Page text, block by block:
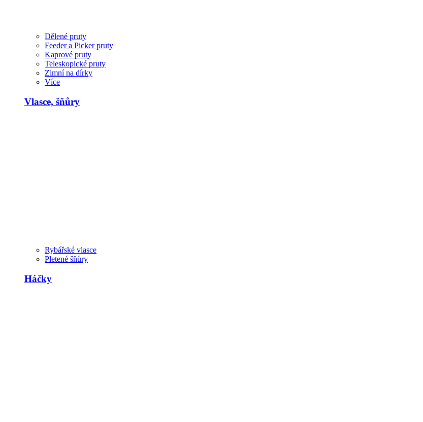
Dělené pruty
Feeder a Picker pruty
Kaprové pruty
Teleskopické pruty
Zimní na dírky
Více
Vlasce, šňůry
Rybářské vlasce
Pletené šňůry
Háčky